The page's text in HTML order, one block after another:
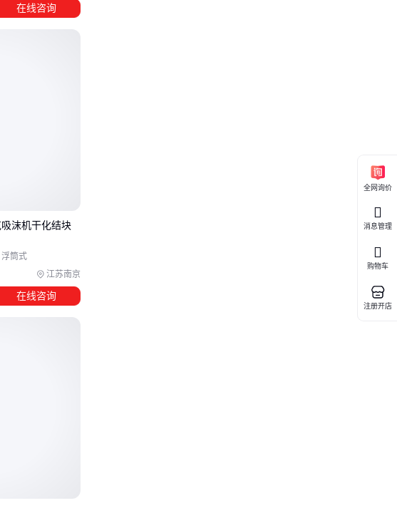
低粘度墨水
：
身
在线咨询
江苏南京
沫机干化结块
浮筒式
在线咨询
全网询价
消息管理
购物车
注册开店